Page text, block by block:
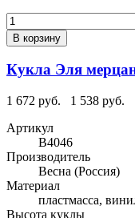
В корзину
Кукла Эля
1 672 руб.
1 538 руб.
Артикул
В4046
Производитель
Весна (Россия)
Материал
пластмасса,
Высота куклы